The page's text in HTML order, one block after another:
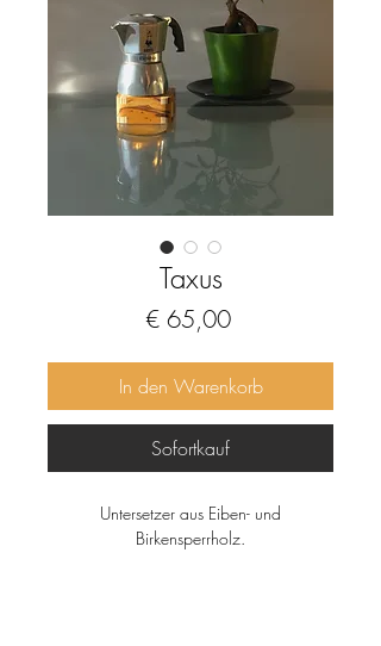
Taxus
€ 65,00Preis
In den Warenkorb
Sofortkauf
Untersetzer aus Eiben- und
Birkensperrholz.